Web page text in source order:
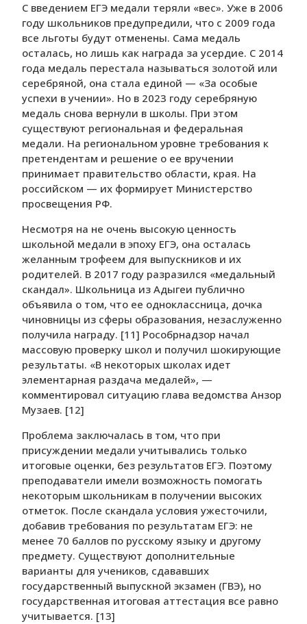
С введением ЕГЭ медали теряли «вес». Уже в 2006
году школьников предупредили, что с 2009 года
все льготы будут отменены. Сама медаль
осталась, но лишь как награда за усердие. С 2014
года медаль перестала называться золотой или
серебряной, она стала единой — «За особые
успехи в учении». Но в 2023 году серебряную
медаль снова вернули в школы. При этом
существуют региональная и федеральная
медали. На региональном уровне требования к
претендентам и решение о ее вручении
принимает правительство области, края. На
российском — их формирует Министерство
просвещения РФ.
Несмотря на не очень высокую ценность
школьной медали в эпоху ЕГЭ, она осталась
желанным трофеем для выпускников и их
родителей. В 2017 году разразился «медальный
скандал». Школьница из Адыгеи публично
объявила о том, что ее одноклассница, дочка
чиновницы из сферы образования, незаслуженно
получила награду. [11] Рособрнадзор начал
массовую проверку школ и получил шокирующие
результаты. «В некоторых школах идет
элементарная раздача медалей», —
комментировал ситуацию глава ведомства Анзор
Музаев. [12]
Проблема заключалась в том, что при
присуждении медали учитывались только
итоговые оценки, без результатов ЕГЭ. Поэтому
преподаватели имели возможность помогать
некоторым школьникам в получении высоких
отметок. После скандала условия ужесточили,
добавив требования по результатам ЕГЭ: не
менее 70 баллов по русскому языку и другому
предмету. Существуют дополнительные
варианты для учеников, сдававших
государственный выпускной экзамен (ГВЭ), но
государственная итоговая аттестация все равно
учитывается. [13]